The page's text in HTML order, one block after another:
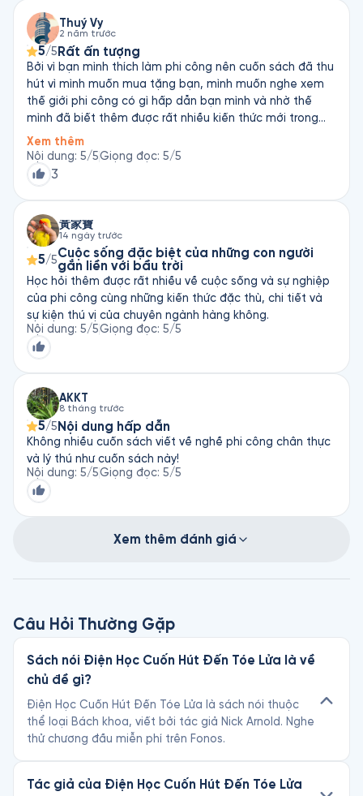
Thuý Vy
2 năm trước
5/5 Rất ấn tượng
Bởi vì bạn mình thích làm phi công nên cuốn sách đã thu
hút vì mình muốn mua tặng bạn, mình muốn nghe xem
thế giới phi công có gì hấp dẫn bạn mình và nhờ thế
mình đã biết thêm được rất nhiều kiến thức mới trong
ngành bay. Và cuốn sách cũng rất chân thật về cuộc
sống của một phi công nữa.
Xem thêm
Nội dung: 5/5Giọng đọc: 5/5
3
黃家寶
14 ngày trước
5/5Cuộc sống đặc biệt của những con người
gắn liền với bầu trời
Học hỏi thêm được rất nhiều về cuộc sống và sự nghiệp
của phi công cùng những kiến thức đặc thù, chi tiết và
sự kiện thú vị của chuyên ngành hàng không.
Nội dung: 5/5Giọng đọc: 5/5
AKKT
8 tháng trước
5/5 Nội dung hấp dẫn
Không nhiều cuốn sách viết về nghề phi công chân thực
và lý thú như cuốn sách này!
Nội dung: 5/5Giọng đọc: 5/5
Xem thêm đánh giá
Câu Hỏi Thường Gặp
Sách nói Điện Học Cuốn Hút Đến Tóe Lửa là về
chủ đề gì?
Điện Học Cuốn Hút Đến Tóe Lửa là sách nói thuộc
thể loại Bách khoa, viết bởi tác giả Nick Arnold. Nghe
thử chương đầu miễn phí trên Fonos.
Tác giả của Điện Học Cuốn Hút Đến Tóe Lửa